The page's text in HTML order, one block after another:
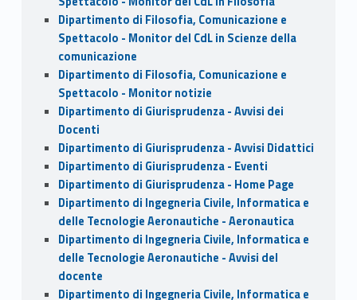
Dipartimento di Filosofia, Comunicazione e
Spettacolo - Monitor del CdL in Scienze della
comunicazione
Dipartimento di Filosofia, Comunicazione e
Spettacolo - Monitor notizie
Dipartimento di Giurisprudenza - Avvisi dei
Docenti
Dipartimento di Giurisprudenza - Avvisi Didattici
Dipartimento di Giurisprudenza - Eventi
Dipartimento di Giurisprudenza - Home Page
Dipartimento di Ingegneria Civile, Informatica e
delle Tecnologie Aeronautiche - Aeronautica
Dipartimento di Ingegneria Civile, Informatica e
delle Tecnologie Aeronautiche - Avvisi del
docente
Dipartimento di Ingegneria Civile, Informatica e